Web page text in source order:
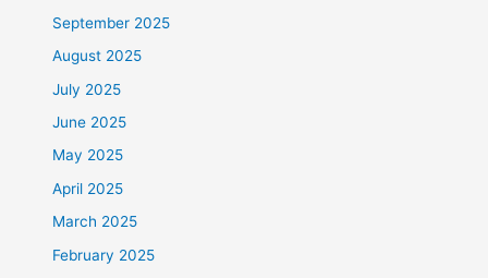
September 2025
August 2025
July 2025
June 2025
May 2025
April 2025
March 2025
February 2025